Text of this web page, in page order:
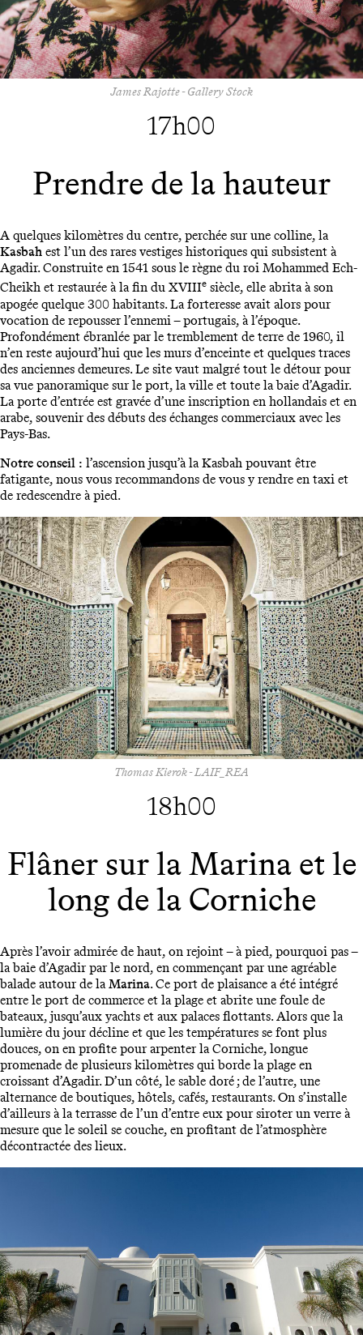
James Rajotte - Gallery Stock
17h00
Prendre de la hauteur
A quelques kilomètres du centre, perchée sur une colline, la
Kasbah est l’un des rares vestiges historiques qui subsistent à
Agadir. Construite en 1541 sous le règne du roi Mohammed Ech-
Cheikh et restaurée à la fin du XVIIIe siècle, elle abrita à son
apogée quelque 300 habitants. La forteresse avait alors pour
vocation de repousser l’ennemi – portugais, à l’époque.
Profondément ébranlée par le tremblement de terre de 1960, il
n’en reste aujourd’hui que les murs d’enceinte et quelques traces
des anciennes demeures. Le site vaut malgré tout le détour pour
sa vue panoramique sur le port, la ville et toute la baie d’Agadir.
La porte d’entrée est gravée d’une inscription en hollandais et en
arabe, souvenir des débuts des échanges commerciaux avec les
Pays-Bas.
Notre conseil : l’ascension jusqu’à la Kasbah pouvant être
fatigante, nous vous recommandons de vous y rendre en taxi et
de redescendre à pied.
Thomas Kierok - LAIF_REA
18h00
Flâner sur la Marina et le
long de la Corniche
Après l’avoir admirée de haut, on rejoint – à pied, pourquoi pas –
la baie d’Agadir par le nord, en commençant par une agréable
balade autour de laMarina. Ce port de plaisance a été intégré
entre le port de commerce et la plage et abrite une foule de
bateaux, jusqu’aux yachts et aux palaces flottants. Alors que la
lumière du jour décline et que les températures se font plus
douces, on en profite pour arpenter la Corniche, longue
promenade de plusieurs kilomètres qui borde la plage en
croissant d’Agadir. D’un côté, le sable doré ; de l’autre, une
alternance de boutiques, hôtels, cafés, restaurants. On s’installe
d’ailleurs à la terrasse de l’un d’entre eux pour siroter un verre à
mesure que le soleil se couche, en profitant de l’atmosphère
décontractée des lieux.